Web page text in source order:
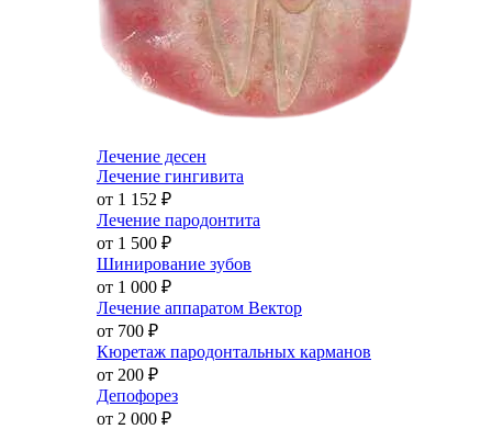
Лечение десен
Лечение гингивита
от 1 152 ₽
Лечение пародонтита
от 1 500 ₽
Шинирование зубов
от 1 000 ₽
Лечение аппаратом Вектор
от 700 ₽
Кюретаж пародонтальных карманов
от 200 ₽
Депофорез
от 2 000 ₽